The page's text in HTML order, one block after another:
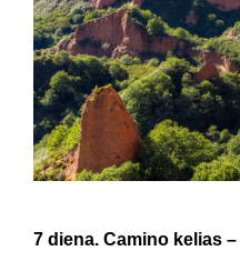
7 diena. Camino kelias –